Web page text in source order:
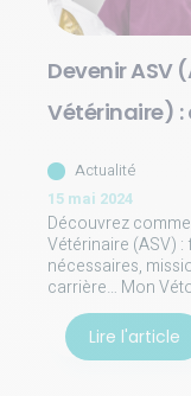
Devenir ASV
Vétérinaire) :
Actualité
15 mai 2024
Découvrez
Vétérinaire (ASV)
nécessaires,
carrière… Mon
Lire l'article